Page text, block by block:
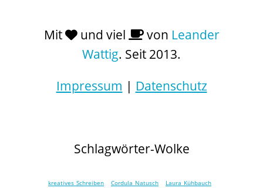
Mit und viel von Leander
Wattig. Seit 2013.
Impressum | Datenschutz
Schlagwörter-Wolke
kreatives Schreiben Cordula Natusch Laura Kühbauch